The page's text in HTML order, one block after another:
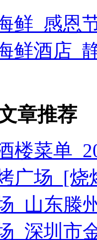
鲜_感恩
鲜酒店_
章推荐
楼菜单
广场_[
_山东滕
_深圳市